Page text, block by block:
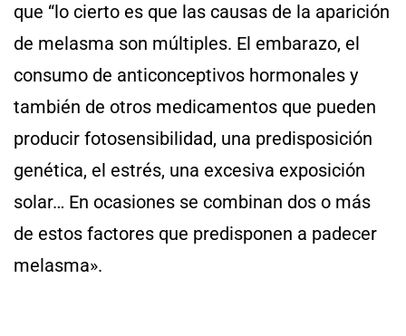
que “lo cierto es que las causas de la aparición
de melasma son múltiples. El embarazo, el
consumo de anticonceptivos hormonales y
también de otros medicamentos que pueden
producir fotosensibilidad, una predisposición
genética, el estrés, una excesiva exposición
solar… En ocasiones se combinan dos o más
de estos factores que predisponen a padecer
melasma».